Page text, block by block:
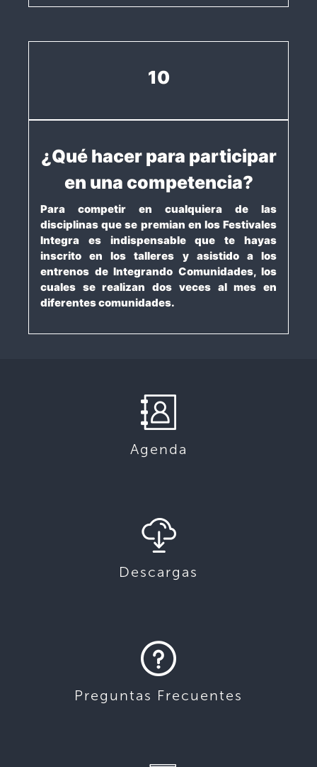
10
¿Qué hacer para participar
en una competencia?
Para competir en cualquiera de las
disciplinas que se premian en los Festivales
Integra es indispensable que te hayas
inscrito en los talleres y asistido a los
entrenos de Integrando Comunidades, los
cuales se realizan dos veces al mes en
diferentes comunidades.
Agenda
Descargas
Preguntas Frecuentes